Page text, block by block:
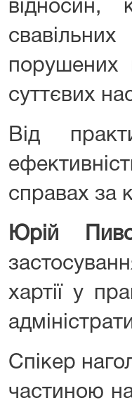
відносин,
порушених
суттєвих
Від
справах за
Юрій
хартії у
Спікер
частиною